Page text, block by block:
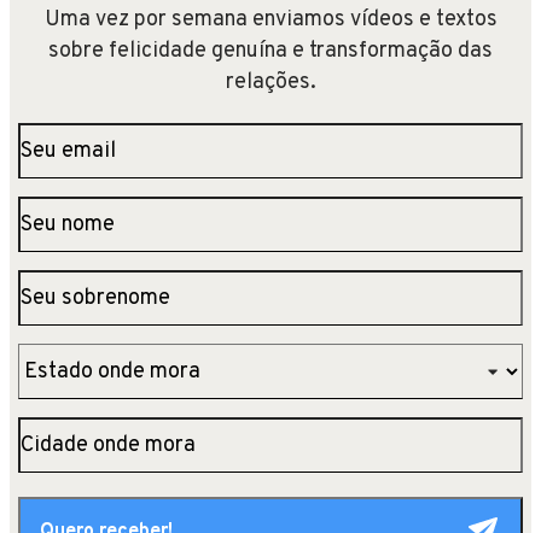
Uma vez por semana enviamos vídeos e textos
sobre felicidade genuína e transformação das
relações.